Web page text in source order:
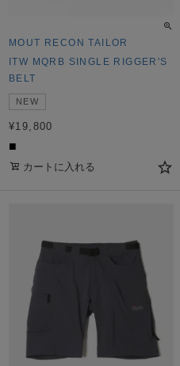
MOUT RECON TAILOR
ITW MQRB SINGLE RIGGER'S
BELT
NEW
¥19,800
■
カートに入れる